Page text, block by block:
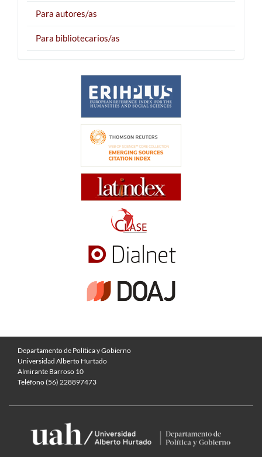
Para autores/as
Para bibliotecarios/as
Departamento de Política y Gobierno
Universidad Alberto Hurtado
Almirante Barroso 10
Teléfono (56) 228897473